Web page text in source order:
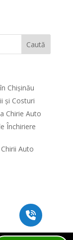
Caută
Chișinău
și Costuri
Chirie Auto
Închiriere
Auto